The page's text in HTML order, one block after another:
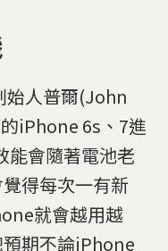
人普爾(John
iPhone 6s、7進
能會隨著電池老
得每次一有新
就會越用越
期不論iPhone